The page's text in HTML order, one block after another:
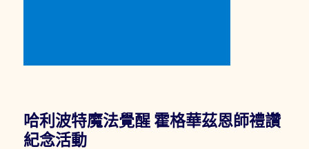
哈利波特魔法覺醒 霍格華茲恩師禮讚
紀念活動